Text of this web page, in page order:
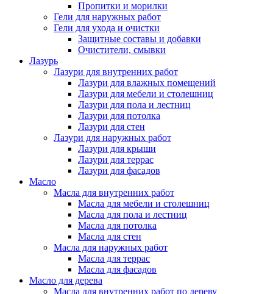
Пропитки и морилки
Гели для наружных работ
Гели для ухода и очистки
Защитные составы и добавки
Очистители, смывки
Лазурь
Лазури для внутренних работ
Лазури для влажных помещений
Лазури для мебели и столешниц
Лазури для пола и лестниц
Лазури для потолка
Лазури для стен
Лазури для наружных работ
Лазури для крыши
Лазури для террас
Лазури для фасадов
Масло
Масла для внутренних работ
Масла для мебели и столешниц
Масла для пола и лестниц
Масла для потолка
Масла для стен
Масла для наружных работ
Масла для террас
Масла для фасадов
Масло для дерева
Масла для внутренних работ по дереву